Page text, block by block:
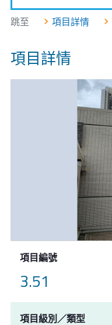
跳至 項目詳情
項目詳情
項目編號
3.51
項目級別／類型